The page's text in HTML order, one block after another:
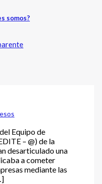
somos?
Equipo de
– @) de la
desarticulado una
a cometer
mediante las